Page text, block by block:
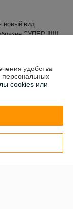
новый вид
СУПЕР !!!!!!
удобства
персональных
cookies или